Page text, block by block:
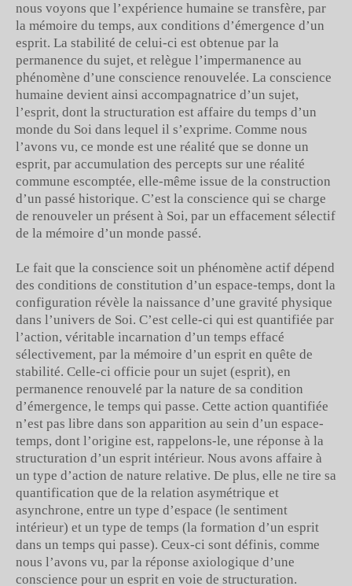
nous voyons que l’expérience humaine se transfère, par
la mémoire du temps, aux conditions d’émergence d’un
esprit. La stabilité de celui-ci est obtenue par la
permanence du sujet, et relègue l’impermanence au
phénomène d’une conscience renouvelée. La conscience
humaine devient ainsi accompagnatrice d’un sujet,
l’esprit, dont la structuration est affaire du temps d’un
monde du Soi dans lequel il s’exprime. Comme nous
l’avons vu, ce monde est une réalité que se donne un
esprit, par accumulation des percepts sur une réalité
commune escomptée, elle-même issue de la construction
d’un passé historique. C’est la conscience qui se charge
de renouveler un présent à Soi, par un effacement sélectif
de la mémoire d’un monde passé.
Le fait que la conscience soit un phénomène actif dépend
des conditions de constitution d’un espace-temps, dont la
configuration révèle la naissance d’une gravité physique
dans l’univers de Soi. C’est celle-ci qui est quantifiée par
l’action, véritable incarnation d’un temps effacé
sélectivement, par la mémoire d’un esprit en quête de
stabilité. Celle-ci officie pour un sujet (esprit), en
permanence renouvelé par la nature de sa condition
d’émergence, le temps qui passe. Cette action quantifiée
n’est pas libre dans son apparition au sein d’un espace-
temps, dont l’origine est, rappelons-le, une réponse à la
structuration d’un esprit intérieur. Nous avons affaire à
un type d’action de nature relative. De plus, elle ne tire sa
quantification que de la relation asymétrique et
asynchrone, entre un type d’espace (le sentiment
intérieur) et un type de temps (la formation d’un esprit
dans un temps qui passe). Ceux-ci sont définis, comme
nous l’avons vu, par la réponse axiologique d’une
conscience pour un esprit en voie de structuration.